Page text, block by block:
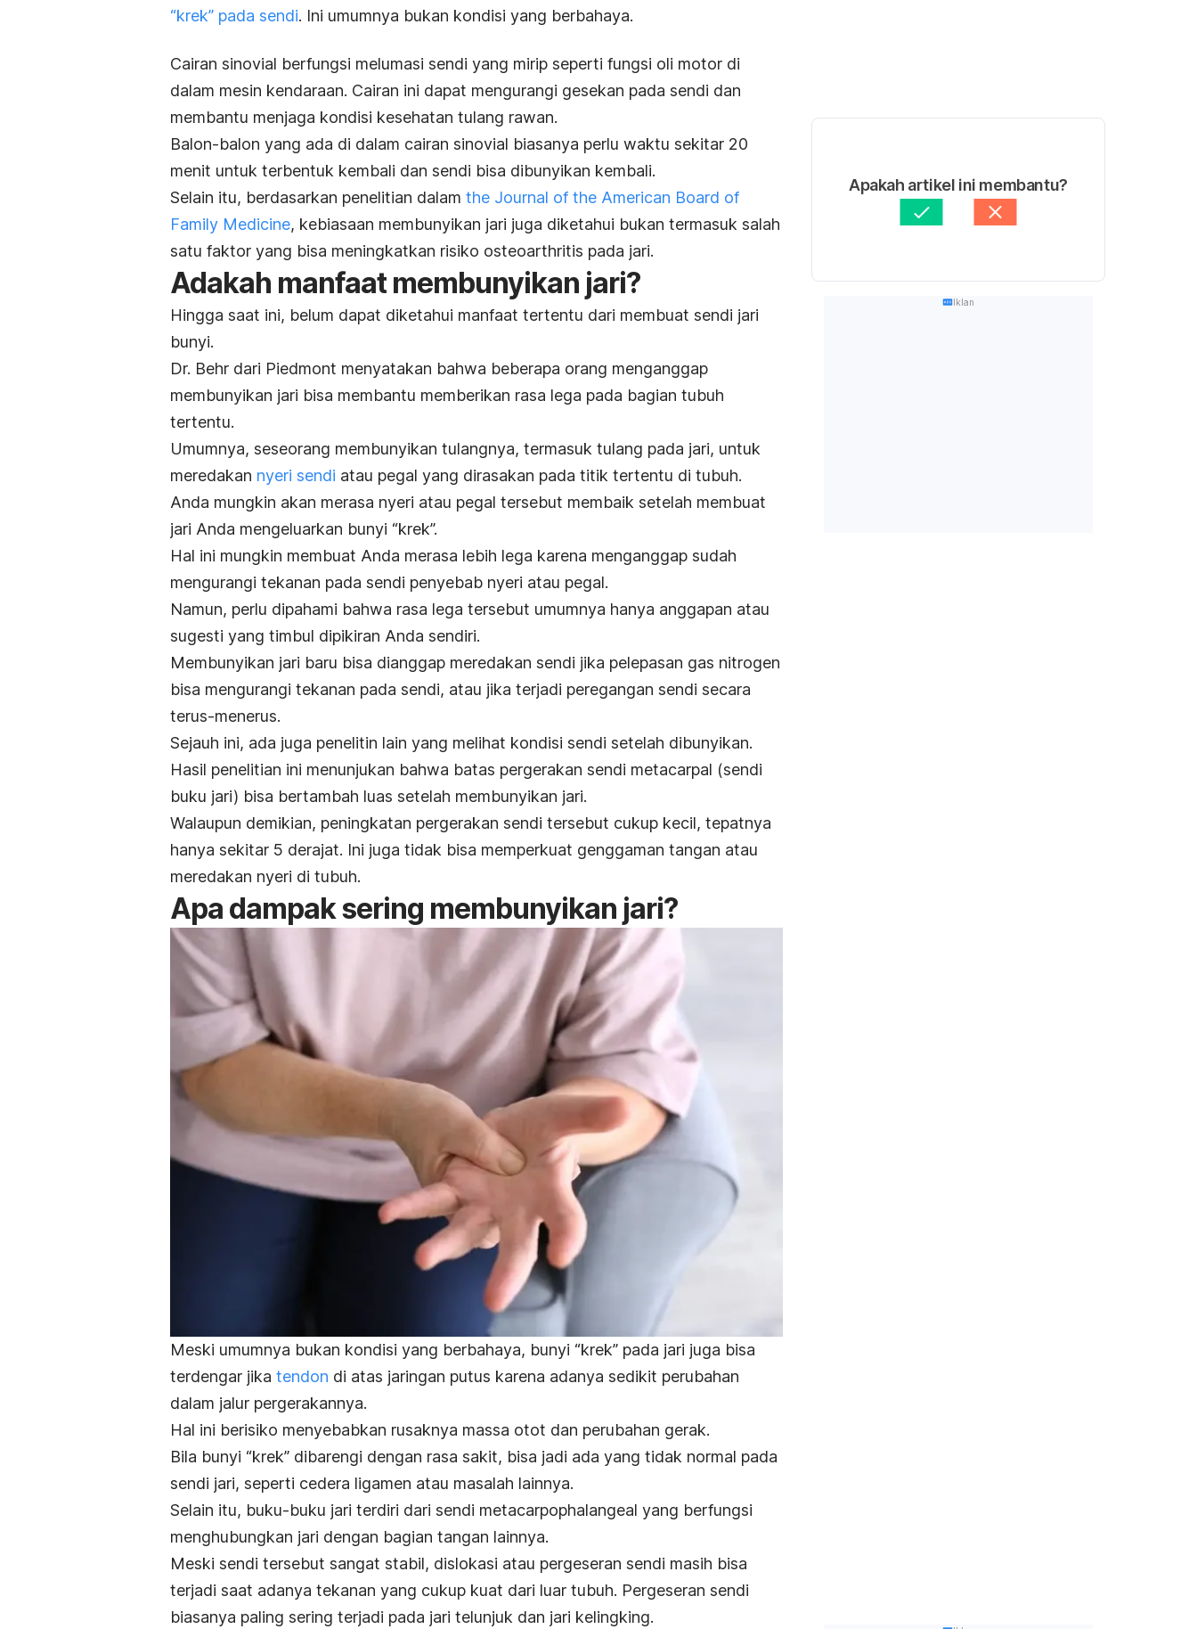
“krek” pada sendi. Ini umumnya bukan kondisi yang berbahaya.
Cairan sinovial berfungsi melumasi sendi yang mirip seperti fungsi oli motor di
dalam mesin kendaraan. Cairan ini dapat mengurangi gesekan pada sendi dan
membantu menjaga kondisi kesehatan tulang rawan.
Balon-balon yang ada di dalam cairan sinovial biasanya perlu waktu sekitar 20
menit untuk terbentuk kembali dan sendi bisa dibunyikan kembali.
Selain itu, berdasarkan penelitian dalam the Journal of the American Board of
Family Medicine, kebiasaan membunyikan jari juga diketahui bukan termasuk salah
satu faktor yang bisa meningkatkan risiko osteoarthritis pada jari.
Adakah manfaatmembunyikan jari?
Hingga saat ini, belum dapat diketahui manfaat tertentu dari membuat sendi jari
bunyi.
Dr. Behr dari Piedmont menyatakan bahwa beberapa orang menganggap
membunyikan jari bisa membantu memberikan rasa lega pada bagian tubuh
tertentu.
Umumnya, seseorang membunyikan tulangnya, termasuk tulang pada jari, untuk
meredakan nyeri sendi atau pegal yang dirasakan pada titik tertentu di tubuh.
Anda mungkin akan merasa nyeri atau pegal tersebut membaik setelah membuat
jari Anda mengeluarkan bunyi “krek”.
Hal ini mungkin membuat Anda merasa lebih lega karena menganggap sudah
mengurangi tekanan pada sendi penyebab nyeri atau pegal.
Namun, perlu dipahami bahwa rasa lega tersebut umumnya hanya anggapan atau
sugesti yang timbul dipikiran Anda sendiri.
Membunyikan jari baru bisa dianggap meredakan sendi jika pelepasan gas nitrogen
bisa mengurangi tekanan pada sendi, atau jika terjadi peregangan sendi secara
terus-menerus.
Sejauh ini, ada juga penelitin lain yang melihat kondisi sendi setelah dibunyikan.
Hasil penelitian ini menunjukan bahwa batas pergerakan sendi metacarpal (sendi
buku jari) bisa bertambah luas setelah membunyikan jari.
Walaupun demikian, peningkatan pergerakan sendi tersebut cukup kecil, tepatnya
hanya sekitar 5 derajat. Ini juga tidak bisa memperkuat genggaman tangan atau
meredakan nyeri di tubuh.
Apa dampak sering membunyikan jari?
Meski umumnya bukan kondisi yang berbahaya, bunyi “krek” pada jari juga bisa
terdengar jika tendon di atas jaringan putus karena adanya sedikit perubahan
dalam jalur pergerakannya.
Hal ini berisiko menyebabkan rusaknya massa otot dan perubahan gerak.
Bila bunyi “krek” dibarengi dengan rasa sakit, bisa jadi ada yang tidak normal pada
sendi jari, seperti cedera ligamen atau masalah lainnya.
Selain itu, buku-buku jari terdiri dari sendi metacarpophalangeal yang berfungsi
menghubungkan jari dengan bagian tangan lainnya.
Meski sendi tersebut sangat stabil, dislokasi atau pergeseran sendi masih bisa
terjadi saat adanya tekanan yang cukup kuat dari luar tubuh. Pergeseran sendi
biasanya paling sering terjadi pada jari telunjuk dan jari kelingking.
Apakah artikel ini membantu?
Iklan